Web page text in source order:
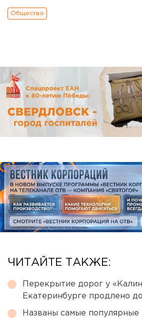
Общество
ЧИТАЙТЕ ТАКЖЕ:
Перекрытие дорог у
Екатеринбурге продлено
Названы самые популярные